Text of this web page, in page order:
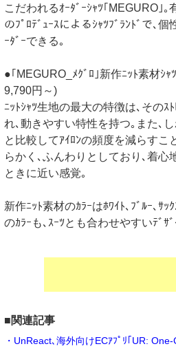
こだわれるｵｰﾀﾞｰｼｬﾂ｢MEGURO｣｡
のﾌﾟﾛﾃﾞｭｰｽによるｼｬﾂﾌﾞﾗﾝﾄﾞで､
ｰﾀﾞｰできる｡
●｢MEGURO_ﾒｸﾞﾛ｣新作ﾆｯﾄ素材ｼ
9,790円～)
ﾆｯﾄｼｬﾂ生地の最大の特徴は､そのｽ
れ､動きやすい特性を持つ｡また､
と比較してｱｲﾛﾝの頻度を減らすこ
らかく､ふんわりとしており､着心
ときに近い感覚｡
新作ﾆｯﾄ素材のｶﾗｰはﾎﾜｲﾄ､ﾌﾞﾙｰ､ｻ
のｶﾗｰも､ｽｰﾂとも合わせやすいﾃﾞｻ
■関連記事
・UnReact､海外向けECｱﾌﾟﾘ｢UR: